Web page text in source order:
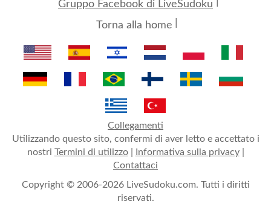
Gruppo Facebook di LiveSudoku
Torna alla home
Collegamenti
Utilizzando questo sito, confermi di aver letto e accettato i
nostri Termini di utilizzo| Informativa sulla privacy|
Contattaci
Copyright © 2006-2026 LiveSudoku.com. Tutti i diritti
riservati.